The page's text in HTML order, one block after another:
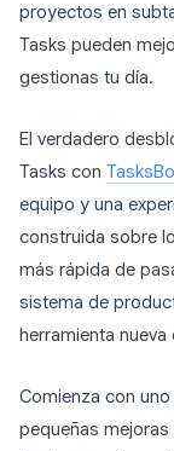
proyectos en
Tasks pueden
gestionas tu día.
El verdadero
Tasks con
equipo y una
construida sobre
más rápida de
sistema de
herramienta
Comienza con
pequeñas